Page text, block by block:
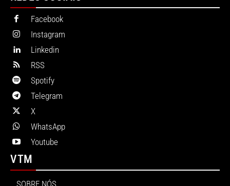
Facebook
Instagram
Linkedin
RSS
Spotify
Telegram
X
WhatsApp
Youtube
VTM
SOBRE NÓS